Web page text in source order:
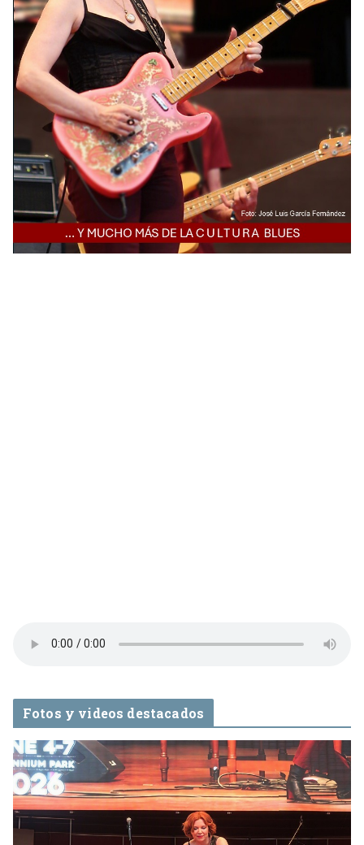
Fotos y videos destacados